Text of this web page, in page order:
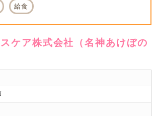
給食
ケア株式会社（名神あけぼの